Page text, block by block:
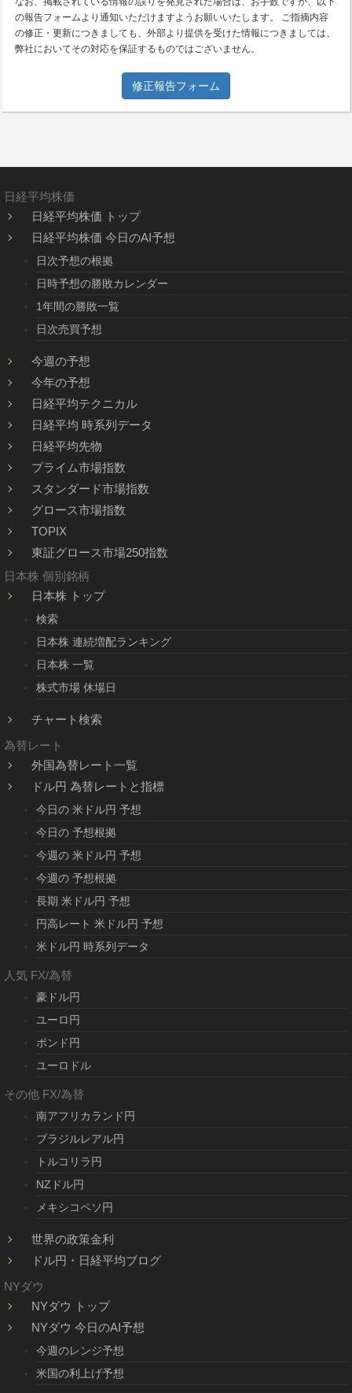
の報告フォームより通知いただけますようお願いいたします。 ご指摘内容
の修正・更新につきましても、外部より提供を受けた情報につきましては、
弊社においてその対応を保証するものではございません。
修正報告フォーム
日経平均株価
日経平均株価 トップ
日経平均株価 今日のAI予想
日次予想の根拠
日時予想の勝敗カレンダー
1年間の勝敗一覧
日次売買予想
今週の予想
今年の予想
日経平均テクニカル
日経平均 時系列データ
日経平均先物
プライム市場指数
スタンダード市場指数
グロース市場指数
TOPIX
東証グロース市場250指数
日本株 個別銘柄
日本株 トップ
検索
日本株 連続増配ランキング
日本株 一覧
株式市場 休場日
チャート検索
為替レート
外国為替レート一覧
ドル円 為替レートと指標
今日の 米ドル円 予想
今日の 予想根拠
今週の 米ドル円 予想
今週の 予想根拠
長期 米ドル円 予想
円高レート 米ドル円 予想
米ドル円 時系列データ
人気 FX/為替
豪ドル円
ユーロ円
ポンド円
ユーロドル
その他 FX/為替
南アフリカランド円
ブラジルレアル円
トルコリラ円
NZドル円
メキシコペソ円
世界の政策金利
ドル円・日経平均ブログ
NYダウ
NYダウ トップ
NYダウ 今日のAI予想
今週のレンジ予想
米国の利上げ予想